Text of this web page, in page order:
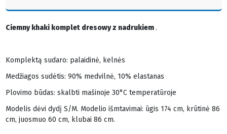
Ciemny khaki komplet dresowy z nadrukiem.
Komplektą sudaro: palaidinė, kelnės
Medžiagos sudėtis: 90% medvilnė, 10% elastanas
Plovimo būdas: skalbti mašinoje 30°C temperatūroje
Modelis dėvi dydį S/M. Modelio išmtavimai: ūgis 174 cm, krūtinė 86
cm, juosmuo 60 cm, klubai 86 cm.